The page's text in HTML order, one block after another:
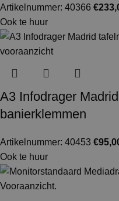
Artikelnummer: 40366 €
Ook te huur
A3 Infodrager
banierklemmen
Artikelnummer: 40453 €
Ook te huur